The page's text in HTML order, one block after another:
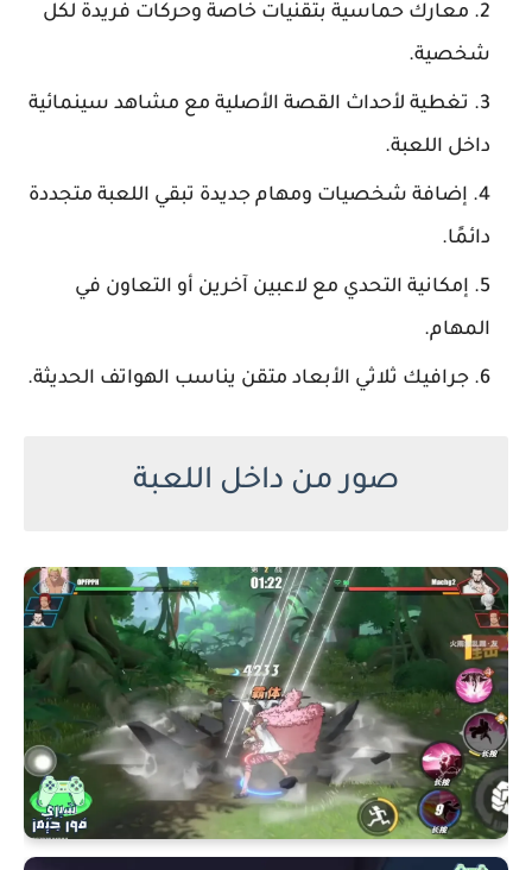
معارك حماسية بتقنيات خاصة وحركات فريدة لكل
شخصية.
تغطية لأحداث القصة الأصلية مع مشاهد سينمائية
داخل اللعبة.
إضافة شخصيات ومهام جديدة تبقي اللعبة متجددة
دائمًا.
إمكانية التحدي مع لاعبين آخرين أو التعاون في
المهام.
جرافيك ثلاثي الأبعاد متقن يناسب الهواتف الحديثة.
صور من داخل اللعبة